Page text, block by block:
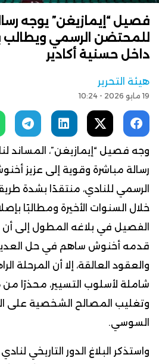
فصيل “إيمازيغن” يوجه
للمحتضن الرسمي ويطالب
داخل حسنية أكادير
هيئة التحرير
19 مايو 2026 - 10:24
وجه فصيل “إيمازيغن”، المساند
رسالة مباشرة وقوية إلى عزيز
الرسمي للنادي، منتقدًا بشدة
خلال السنوات الأخيرة ومطالبًا
الفصيل في بلاغه المطول إلى أن
قدمه أخنوش ساهم في حل العديد
والعقود العالقة، إلا أن المرحلة
شاملة لأسلوب التسيير، محذرًا من
وتغليب المصالح الشخصية على
السوسي.
واستذكر البلاغ الدور التاريخي